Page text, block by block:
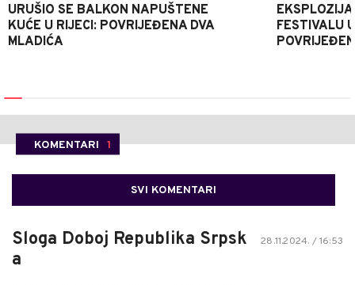
URUŠIO SE BALKON NAPUŠTENE
KUĆE U RIJECI: POVRIJEĐENA DVA
MLADIĆA
FESTIVALU
KOMENTARI 1
SVI KOMENTARI
Sloga Doboj Republika Srpsk
a
28.11.2024. / 16:53